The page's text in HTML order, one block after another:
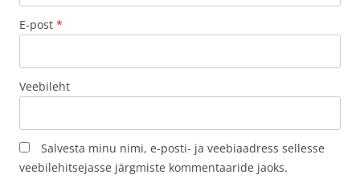
E-post *
Veebileht
Salvesta minu nimi, e-posti- ja veebiaadress sellesse
veebilehitsejasse järgmiste kommentaaride jaoks.